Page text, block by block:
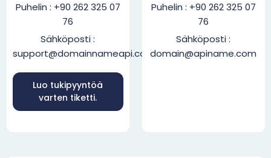
Puhelin : +90 262 325 07
76
Sähköposti :
support@domainnameapi.com
Luo tukipyyntöä
varten tiketti.
Puhelin : +90 262 325 07
76
Sähköposti :
domain@apiname.com